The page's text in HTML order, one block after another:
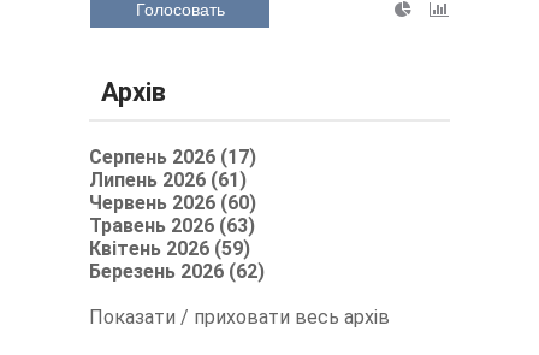
Голосовать
Архів
Серпень 2026 (17)
Липень 2026 (61)
Червень 2026 (60)
Травень 2026 (63)
Квітень 2026 (59)
Березень 2026 (62)
Показати / приховати весь архів